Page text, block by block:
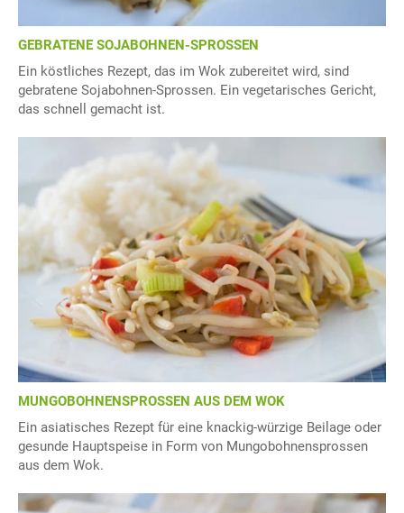
GEBRATENE SOJABOHNEN-SPROSSEN
Ein köstliches Rezept, das im Wok zubereitet wird, sind
gebratene Sojabohnen-Sprossen. Ein vegetarisches Gericht,
das schnell gemacht ist.
MUNGOBOHNENSPROSSEN AUS DEM WOK
Ein asiatisches Rezept für eine knackig-würzige Beilage oder
gesunde Hauptspeise in Form von Mungobohnensprossen
aus dem Wok.